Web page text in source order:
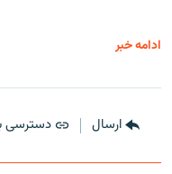
ادامه خبر
ارسال دسترسی